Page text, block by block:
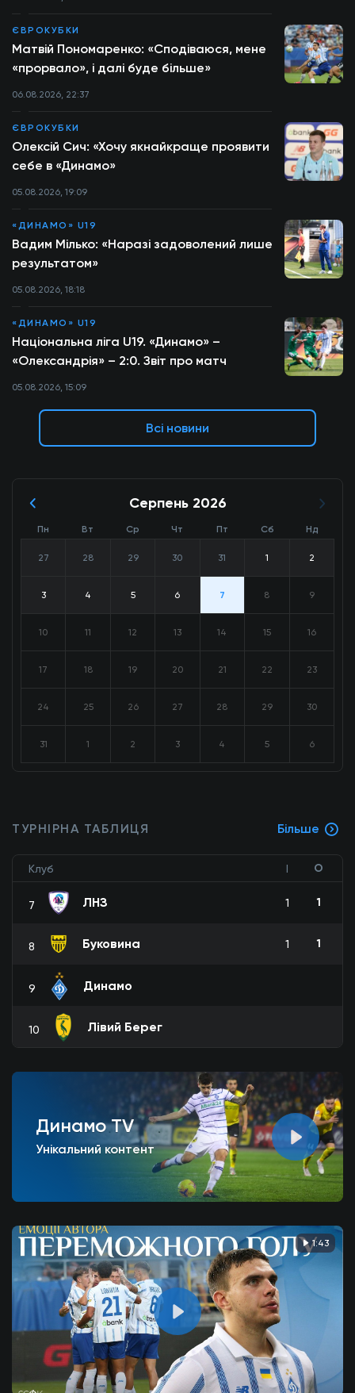
ЄВРОКУБКИ
Матвій Пономаренко: «Сподіваюся, мене
«прорвало», і далі буде більше»
06.08.2026, 22:37
ЄВРОКУБКИ
Олексій Сич: «Хочу якнайкраще проявити
себе в «Динамо»
05.08.2026, 19:09
«ДИНАМО» U19
Вадим Мілько: «Наразі задоволений лише
результатом»
05.08.2026, 18:18
«ДИНАМО» U19
Національна ліга U19. «Динамо» –
«Олександрія» – 2:0. Звіт про матч
05.08.2026, 15:09
Всі новини
Серпень 2026
Пн Вт Ср Чт Пт Сб Нд
27 28 29 30 31 1 2
3 4 5 6 7 8 9
10 11 12 13 14 15 16
17 18 19 20 21 22 23
24 25 26 27 28 29 30
31 1 2 3 4 5 6
ТУРНІРНА ТАБЛИЦЯ Більше
Клуб І О
7 ЛНЗ 1 1
8 Буковина 1 1
9 Динамо
10 Лівий Берег
Динамо TV
Унікальний контент
1:43